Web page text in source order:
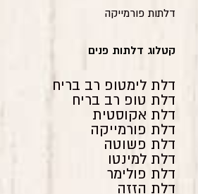
דלתות פורמייקה
קטלוג דלתות פנים
דלת לימטופ רב בריח
דלת טופ רב בריח
דלת אקוסטית
דלת פורמייקה
דלת פשוטה
דלת למינטו
דלת פולימר
דלת הזזה